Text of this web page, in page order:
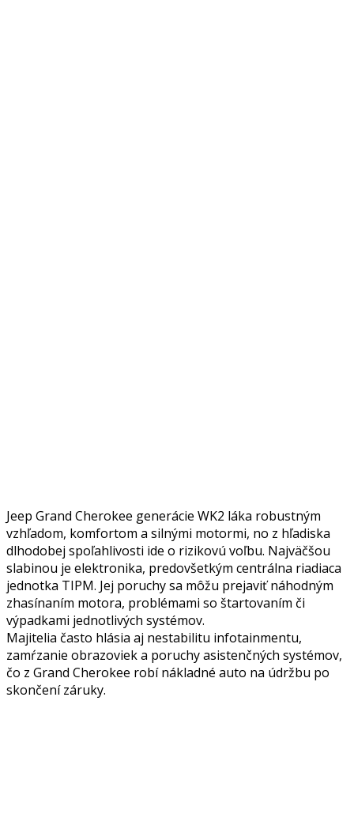
Jeep Grand Cherokee generácie WK2 láka robustným
vzhľadom, komfortom a silnými motormi, no z hľadiska
dlhodobej spoľahlivosti ide o rizikovú voľbu. Najväčšou
slabinou je elektronika, predovšetkým centrálna riadiaca
jednotka TIPM. Jej poruchy sa môžu prejaviť náhodným
zhasínaním motora, problémami so štartovaním či
výpadkami jednotlivých systémov.
Majitelia často hlásia aj nestabilitu infotainmentu,
zamŕzanie obrazoviek a poruchy asistenčných systémov,
čo z Grand Cherokee robí nákladné auto na údržbu po
skončení záruky.